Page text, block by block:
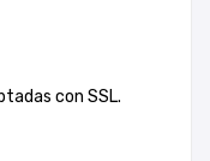
con SSL.